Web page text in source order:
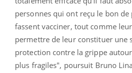
personnes qui ont reçu le bon de
fassent vacciner, tout comme
permettre de leur constituer une
protection contre la grippe
plus fragiles", poursuit Bruno